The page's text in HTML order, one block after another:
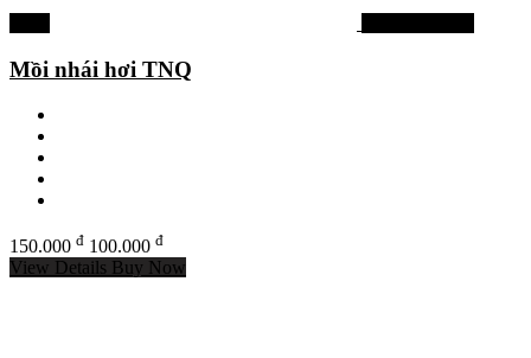
Mồi nhái hơi TNQ
150.000 đ 100.000 đ
View Details Buy Now